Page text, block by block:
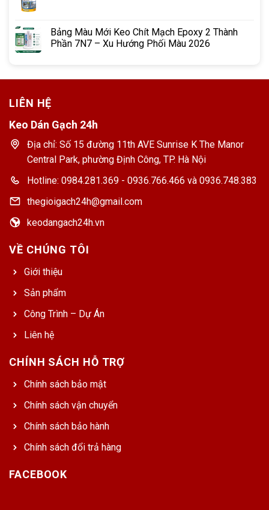
Bảng Màu Mới Keo Chít Mạch Epoxy 2 Thành
Phần 7N7 – Xu Hướng Phối Màu 2026
LIÊN HỆ
Keo Dán Gạch 24h
Địa chỉ: Số 15 đường 11th AVE Sunrise K The Manor
Central Park, phường Định Công, TP. Hà Nội
Hotline: 0984.281.369 - 0936.766.466 và 0936.748.383
thegioigach24h@gmail.com
keodangach24h.vn
VỀ CHÚNG TÔI
Giới thiệu
Sản phẩm
Công Trình – Dự Án
Liên hệ
CHÍNH SÁCH HỖ TRỢ
Chính sách bảo mật
Chính sách vận chuyển
Chính sách bảo hành
Chính sách đổi trả hàng
FACEBOOK